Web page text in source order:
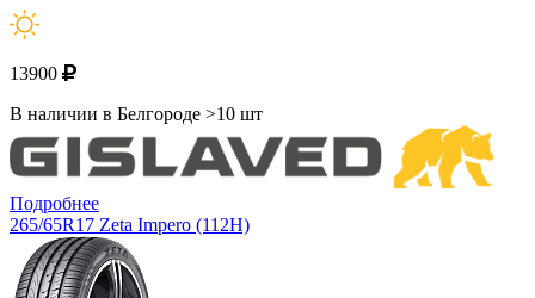
13900
В наличии в Белгороде >10 шт
Подробнее
265/65R17 Zeta Impero (112H)